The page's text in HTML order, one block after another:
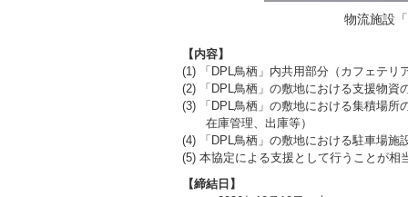
物流施設
【内容】
(1) 「DPL鳥栖」内共用部分（カフェテリ
(2) 「DPL鳥栖」の敷地における支援物資
(3) 「DPL鳥栖」の敷地における集積場所
在庫管理、出庫等）
(4) 「DPL鳥栖」の敷地における駐車場施
(5) 本協定による支援として行うことが相
【締結日】